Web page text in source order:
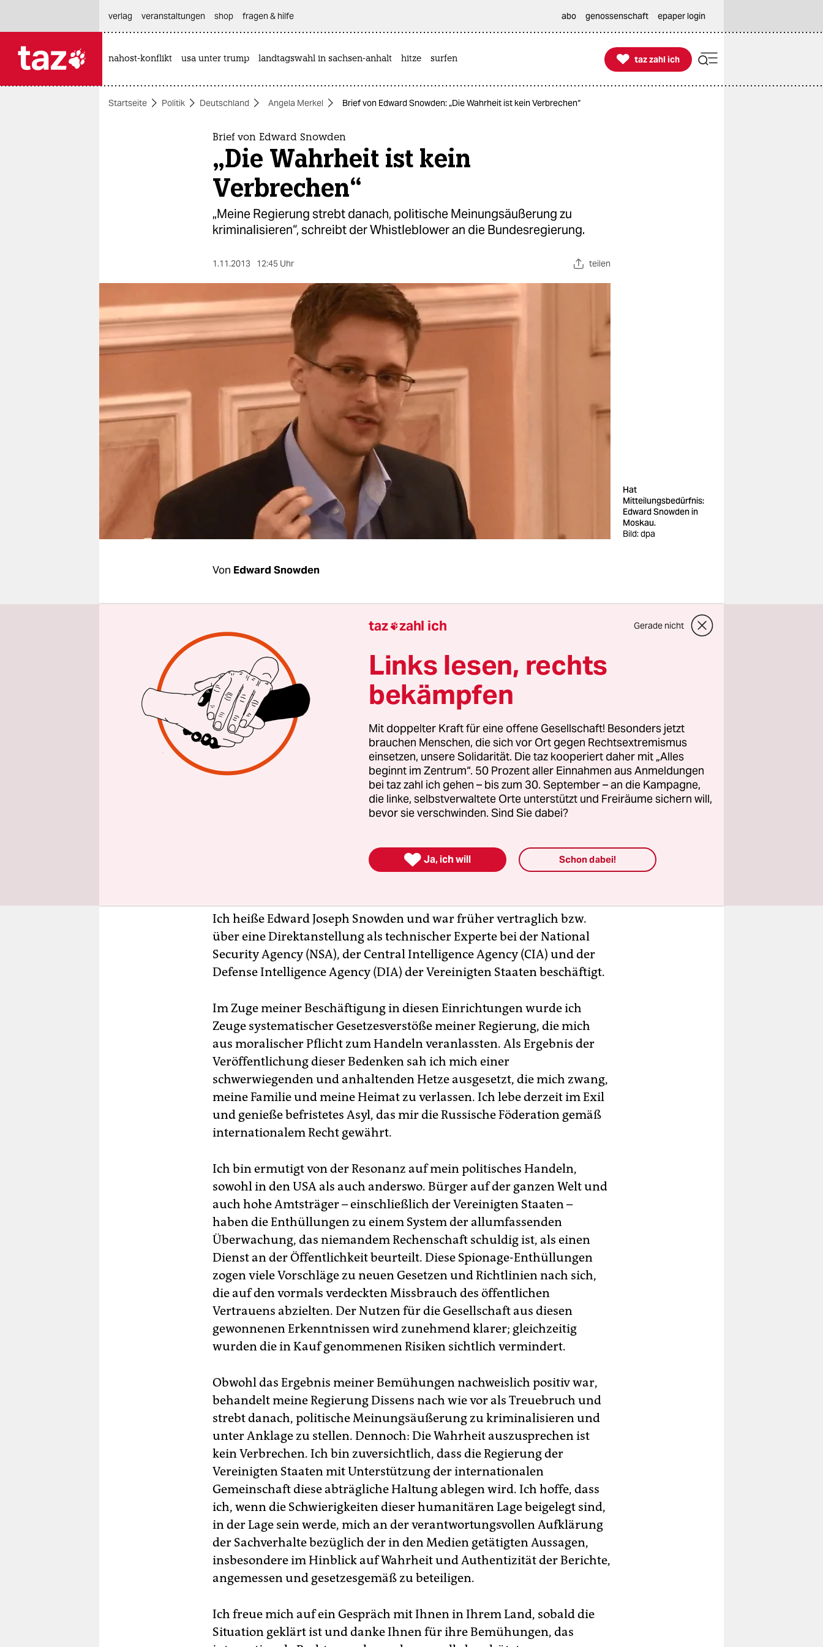
themen
nord
wahrheit
verlag
veranstaltungen
fragen & hilfe
genossenschaft
verlag
veranstaltungen shop fragen & hilfe abo genossenschaft epaper login
nahost-konflikt usa unter trump landtagswahl in sachsen-anhalt hitze surfen 
taz zahl ich
taz zahl ich
Startseite Politik Deutschland Angela Merkel Brief von Edward Snowden: „Die Wahrheit ist kein Verbrechen“
Brief von Edward Snowden
„Die Wahrheit ist kein
Verbrechen“
„Meine Regierung strebt danach, politische Meinungsäußerung zu
kriminalisieren“, schreibt der Whistleblower an die Bundesregierung.
1.11.2013 12:45 Uhr teilen
Hat
Mitteilungsbedürfnis:
Edward Snowden in
Moskau.
Bild: dpa
Von Edward Snowden
An die Zuständigen
Ich wurde gebeten, Ihnen bezüglich Ihrer Untersuchung zur
Massenüberwachung zu schreiben.
Ich heiße Edward Joseph Snowden und war früher vertraglich bzw.
über eine Direktanstellung als technischer Experte bei der National
Security Agency (NSA), der Central Intelligence Agency (CIA) und der
Defense Intelligence Agency (DIA) der Vereinigten Staaten beschäftigt.
Im Zuge meiner Beschäftigung in diesen Einrichtungen wurde ich
Zeuge systematischer Gesetzesverstöße meiner Regierung, die mich
aus moralischer Pflicht zum Handeln veranlassten. Als Ergebnis der
Veröffentlichung dieser Bedenken sah ich mich einer
schwerwiegenden und anhaltenden Hetze ausgesetzt, die mich zwang,
meine Familie und meine Heimat zu verlassen. Ich lebe derzeit im Exil
und genieße befristetes Asyl, das mir die Russische Föderation gemäß
internationalem Recht gewährt.
Ich bin ermutigt von der Resonanz auf mein politisches Handeln,
sowohl in den USA als auch anderswo. Bürger auf der ganzen Welt und
auch hohe Amtsträger – einschließlich der Vereinigten Staaten –
haben die Enthüllungen zu einem System der allumfassenden
Überwachung, das niemandem Rechenschaft schuldig ist, als einen
Dienst an der Öffentlichkeit beurteilt. Diese Spionage-Enthüllungen
zogen viele Vorschläge zu neuen Gesetzen und Richtlinien nach sich,
die auf den vormals verdeckten Missbrauch des öffentlichen
Vertrauens abzielten. Der Nutzen für die Gesellschaft aus diesen
gewonnenen Erkenntnissen wird zunehmend klarer; gleichzeitig
wurden die in Kauf genommenen Risiken sichtlich vermindert.
Obwohl das Ergebnis meiner Bemühungen nachweislich positiv war,
behandelt meine Regierung Dissens nach wie vor als Treuebruch und
strebt danach, politische Meinungsäußerung zu kriminalisieren und
unter Anklage zu stellen. Dennoch: Die Wahrheit auszusprechen ist
kein Verbrechen. Ich bin zuversichtlich, dass die Regierung der
Vereinigten Staaten mit Unterstützung der internationalen
Gemeinschaft diese abträgliche Haltung ablegen wird. Ich hoffe, dass
ich, wenn die Schwierigkeiten dieser humanitären Lage beigelegt sind,
in der Lage sein werde, mich an der verantwortungsvollen Aufklärung
der Sachverhalte bezüglich der in den Medien getätigten Aussagen,
insbesondere im Hinblick auf Wahrheit und Authentizität der Berichte,
angemessen und gesetzesgemäß zu beteiligen.
Ich freue mich auf ein Gespräch mit Ihnen in Ihrem Land, sobald die
Situation geklärt ist und danke Ihnen für ihre Bemühungen, das
taz zahl ich Gerade nicht
Links lesen, rechts
bekämpfen
Mit doppelter Kraft für eine offene Gesellschaft! Besonders jetzt
brauchen Menschen, die sich vor Ort gegen Rechtsextremismus
einsetzen, unsere Solidarität. Die taz kooperiert daher mit „Alles
beginnt im Zentrum“. 50 Prozent aller Einnahmen aus Anmeldungen
bei taz zahl ich gehen – bis zum 30. September – an die Kampagne,
die linke, selbstverwaltete Orte unterstützt und Freiräume sichern will,
bevor sie verschwinden. Sind Sie dabei?
 Ja, ich will Schon dabei!